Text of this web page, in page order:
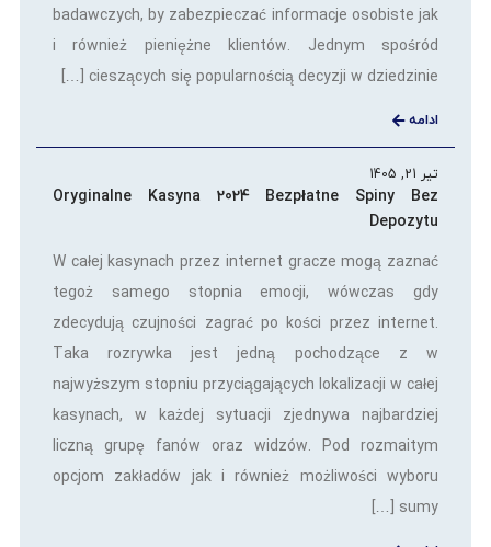
badawczych, by zabezpieczać informacje osobiste jak
i również pieniężne klientów. Jednym spośród
cieszących się popularnością decyzji w dziedzinie […]
ادامه
تیر 21, 1405
Oryginalne Kasyna 2024 Bezpłatne Spiny Bez
Depozytu
W całej kasynach przez internet gracze mogą zaznać
tegoż samego stopnia emocji, wówczas gdy
zdecydują czujności zagrać po kości przez internet.
Taka rozrywka jest jedną pochodzące z w
najwyższym stopniu przyciągających lokalizacji w całej
kasynach, w każdej sytuacji zjednywa najbardziej
liczną grupę fanów oraz widzów. Pod rozmaitym
opcjom zakładów jak i również możliwości wyboru
sumy […]